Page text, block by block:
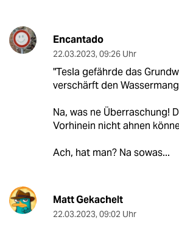
Encantado
22.03.2023, 09:26 Uhr
"Tesla gefährde das
verschärft den
Na, was ne Überraschung!
Vorhinein nicht ahnen
Ach, hat man? Na sowas...
Matt Gekachelt
22.03.2023, 09:02 Uhr